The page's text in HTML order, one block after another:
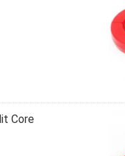
Core